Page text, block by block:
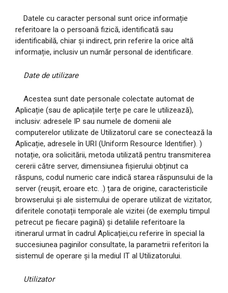
Datele cu caracter personal sunt orice informație
referitoare la o persoană fizică, identificată sau
identificabilă, chiar și indirect, prin referire la orice altă
informație, inclusiv un număr personal de identificare.
Date de utilizare
Acestea sunt date personale colectate automat de
Aplicație (sau de aplicațiile terțe pe care le utilizează),
inclusiv: adresele IP sau numele de domenii ale
computerelor utilizate de Utilizatorul care se conectează la
Aplicație, adresele în URI (Uniform Resource Identifier). ) ​​
notație, ora solicitării, metoda utilizată pentru transmiterea
cererii către server, dimensiunea fișierului obținut ca
răspuns, codul numeric care indică starea răspunsului de la
server (reușit, eroare etc. .) țara de origine, caracteristicile
browserului și ale sistemului de operare utilizat de vizitator,
diferitele conotații temporale ale vizitei (de exemplu timpul
petrecut pe fiecare pagină) și detaliile referitoare la
itinerarul urmat în cadrul Aplicației,cu referire în special la
succesiunea paginilor consultate, la parametrii referitori la
sistemul de operare și la mediul IT al Utilizatorului.
Utilizator